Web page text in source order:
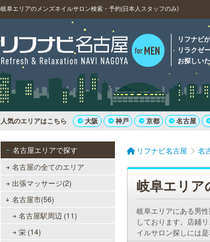
岐阜エリアのメンズネイルサロン検索・予約(日本人スタッフのみ)
リフナビ
リラクゼ
お探しい
人気のエリアはこちら 大阪 神戸 京都 名古屋
名古屋エリアで探す
名古屋の全てのエリア
出張マッサージ(2)
名古屋市(56)
名古屋駅周辺 (11)
栄 (14)
リフナビ名古屋 名
岐阜エリア
岐阜エリアにある男
しております。店鋪
イルサロン探しには